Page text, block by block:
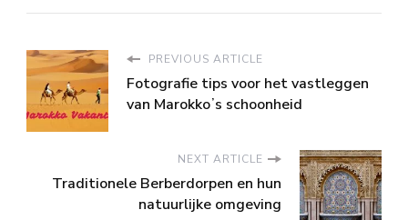
PREVIOUS ARTICLE
Fotografie tips voor het vastleggen
van Marokkoʼs schoonheid
NEXT ARTICLE
Traditionele Berberdorpen en hun
natuurlijke omgeving